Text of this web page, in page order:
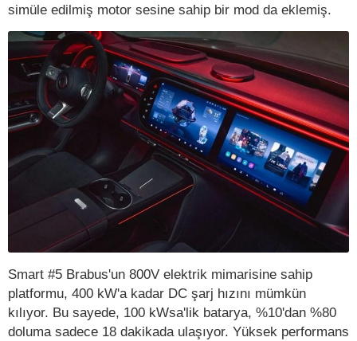
simüle edilmiş motor sesine sahip bir mod da eklemiş.
Smart #5 Brabus'un 800V elektrik mimarisine sahip
platformu, 400 kW'a kadar DC şarj hızını mümkün
kılıyor. Bu sayede, 100 kWsa'lik batarya, %10'dan %80
doluma sadece 18 dakikada ulaşıyor. Yüksek performans